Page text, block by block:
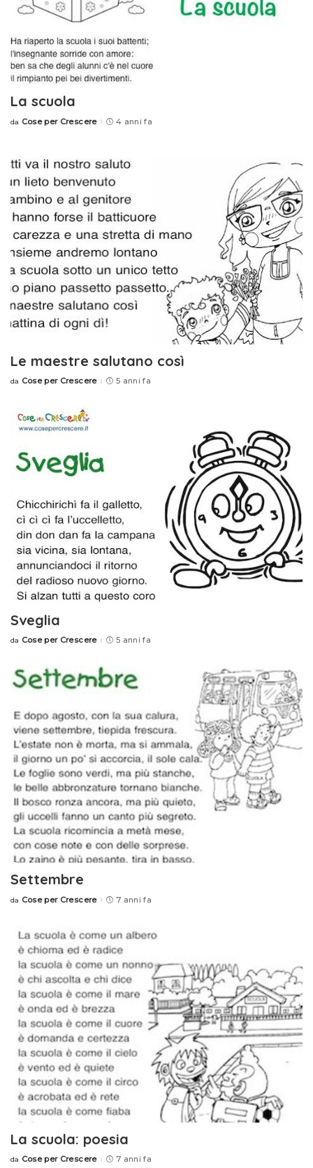
La scuola
Posted
da Cose per Crescere 4 anni fa
Le maestre salutano così
Posted
da Cose per Crescere 5 anni fa
Sveglia
Posted
da Cose per Crescere 5 anni fa
Settembre
Posted
da Cose per Crescere 7 anni fa
La scuola: poesia
Posted
da Cose per Crescere 7 anni fa